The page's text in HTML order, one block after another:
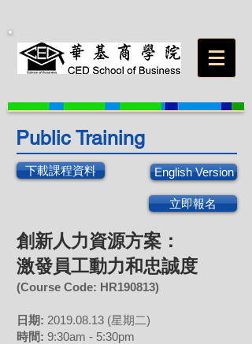
Public Training
下載課程資料 English Version
立即報名
創新人力資源方案：
激發員工動力和忠誠度
(Course Code: HR190813)
日期: 2019.08.13 (星期二)
時間: 9:30am - 5:30pm